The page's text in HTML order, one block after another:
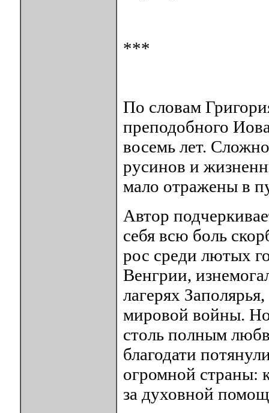
***
По словам
преподобного
восемь лет.
русинов и
мало отражены в
Автор
себя всю боль
рос среди лютых
Венгрии,
лагерях
мировой войны.
столь полным
благодати
огромной страны:
за духовной